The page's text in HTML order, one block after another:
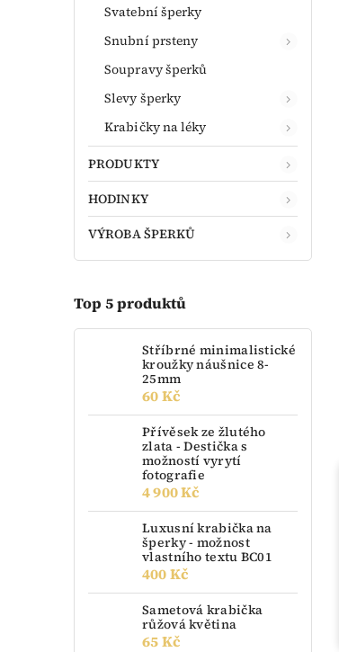
Svatební šperky
Snubní prsteny
Soupravy šperků
Slevy šperky
Krabičky na léky
PRODUKTY
HODINKY
VÝROBA ŠPERKŮ
Top 5 produktů
Stříbrné minimalistické
kroužky náušnice 8-
25mm
60 Kč
Přívěsek ze žlutého
zlata - Destička s
možností vyrytí
fotografie
4 900 Kč
Luxusní krabička na
šperky - možnost
vlastního textu BC01
400 Kč
Sametová krabička
růžová květina
65 Kč